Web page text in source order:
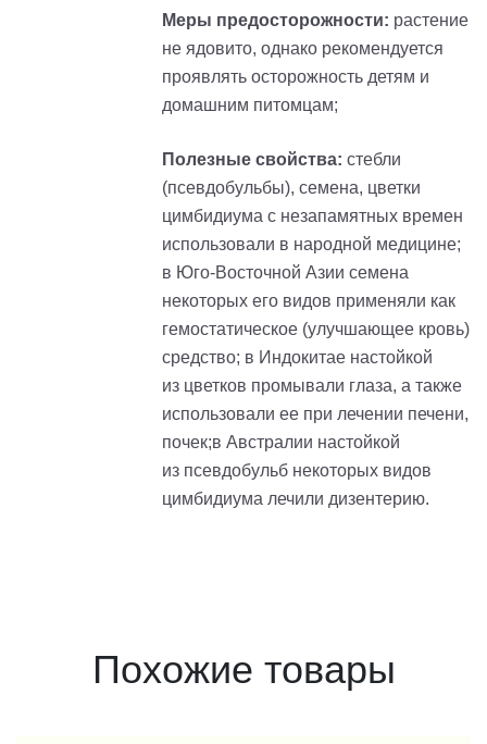
Меры предосторожности: растение
не ядовито, однако рекомендуется
проявлять осторожность детям и
домашним питомцам;
Полезные свойства: cтебли
(псевдобульбы), семена, цветки
цимбидиума с незапамятных времен
использовали в народной медицине;
в Юго-Восточной Азии семена
некоторых его видов применяли как
гемостатическое (улучшающее кровь)
средство; в Индокитае настойкой
из цветков промывали глаза, а также
использовали ее при лечении печени,
почек;в Австралии настойкой
из псевдобульб некоторых видов
цимбидиума лечили дизентерию.
Похожие товары